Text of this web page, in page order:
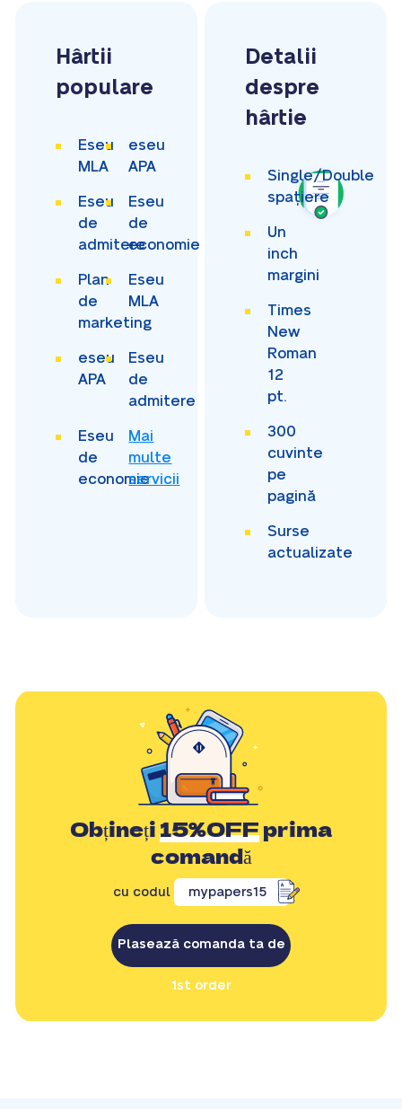
Hârtii
populare
Eseu
MLA
eseu
APA
Eseu
de
admitere
Eseu
de
economie
Plan
de
marketing
Eseu
MLA
eseu
APA
Eseu
de
admitere
Eseu
de
economie
Mai
multe
servicii
Detalii
despre
hârtie
Single/Double
spațiere
Un
inch
margini
Times
New
Roman
12
pt.
300
cuvinte
pe
pagină
Surse
actualizate
Obțineți15%OFFprima
comandă
cu codul mypapers15
Plasează comanda ta de
1st order